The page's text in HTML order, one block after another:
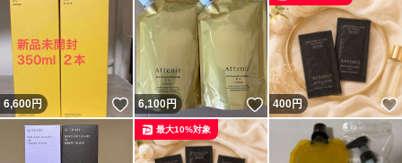
・濡れた手でも使える(肌が非常に濡れている洗髪後など
には、軽く水気を拭き取ってからお使いください)
・まつ毛エクステにも使える(一般的なグルーを使用した
まつ毛エクステンションをご使用の方もお使い頂けます)
6,600円 いいね！
6,100円 いいね！
400円
最大10%対象